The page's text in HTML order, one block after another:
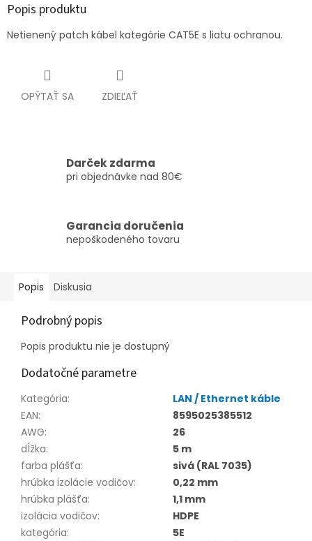
Popis produktu
Netienený patch kábel kategórie CAT5E s liatu ochranou.
OPÝTAŤ SA ZDIEĽAŤ
Darček zdarma
pri objednávke nad 80€
Garancia doručenia
nepoškodeného tovaru
Popis Diskusia
Podrobný popis
Popis produktu nie je dostupný
Dodatočné parametre
Kategória:
LAN / Ethernet káble
EAN:
8595025385512
AWG:
26
dĺžka:
5 m
farba plášťa:
sivá (RAL 7035)
hrúbka izolácie vodičov:
0,22 mm
hrúbka plášťa:
1,1 mm
izolácia vodičov:
HDPE
kategória:
5E